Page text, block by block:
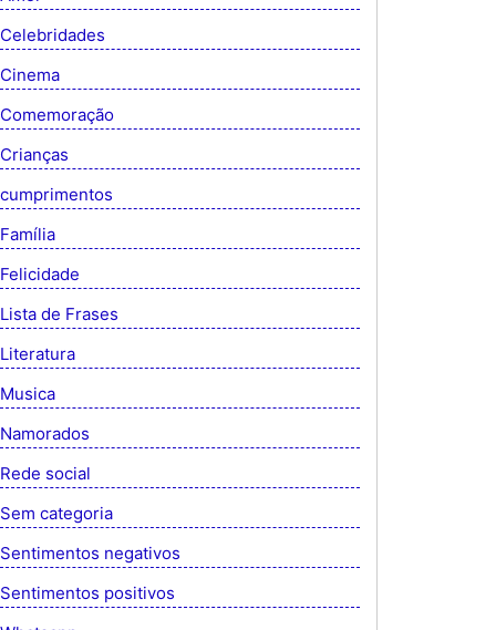
Celebridades
Cinema
Comemoração
Crianças
cumprimentos
Família
Felicidade
Lista de Frases
Literatura
Musica
Namorados
Rede social
Sem categoria
Sentimentos negativos
Sentimentos positivos